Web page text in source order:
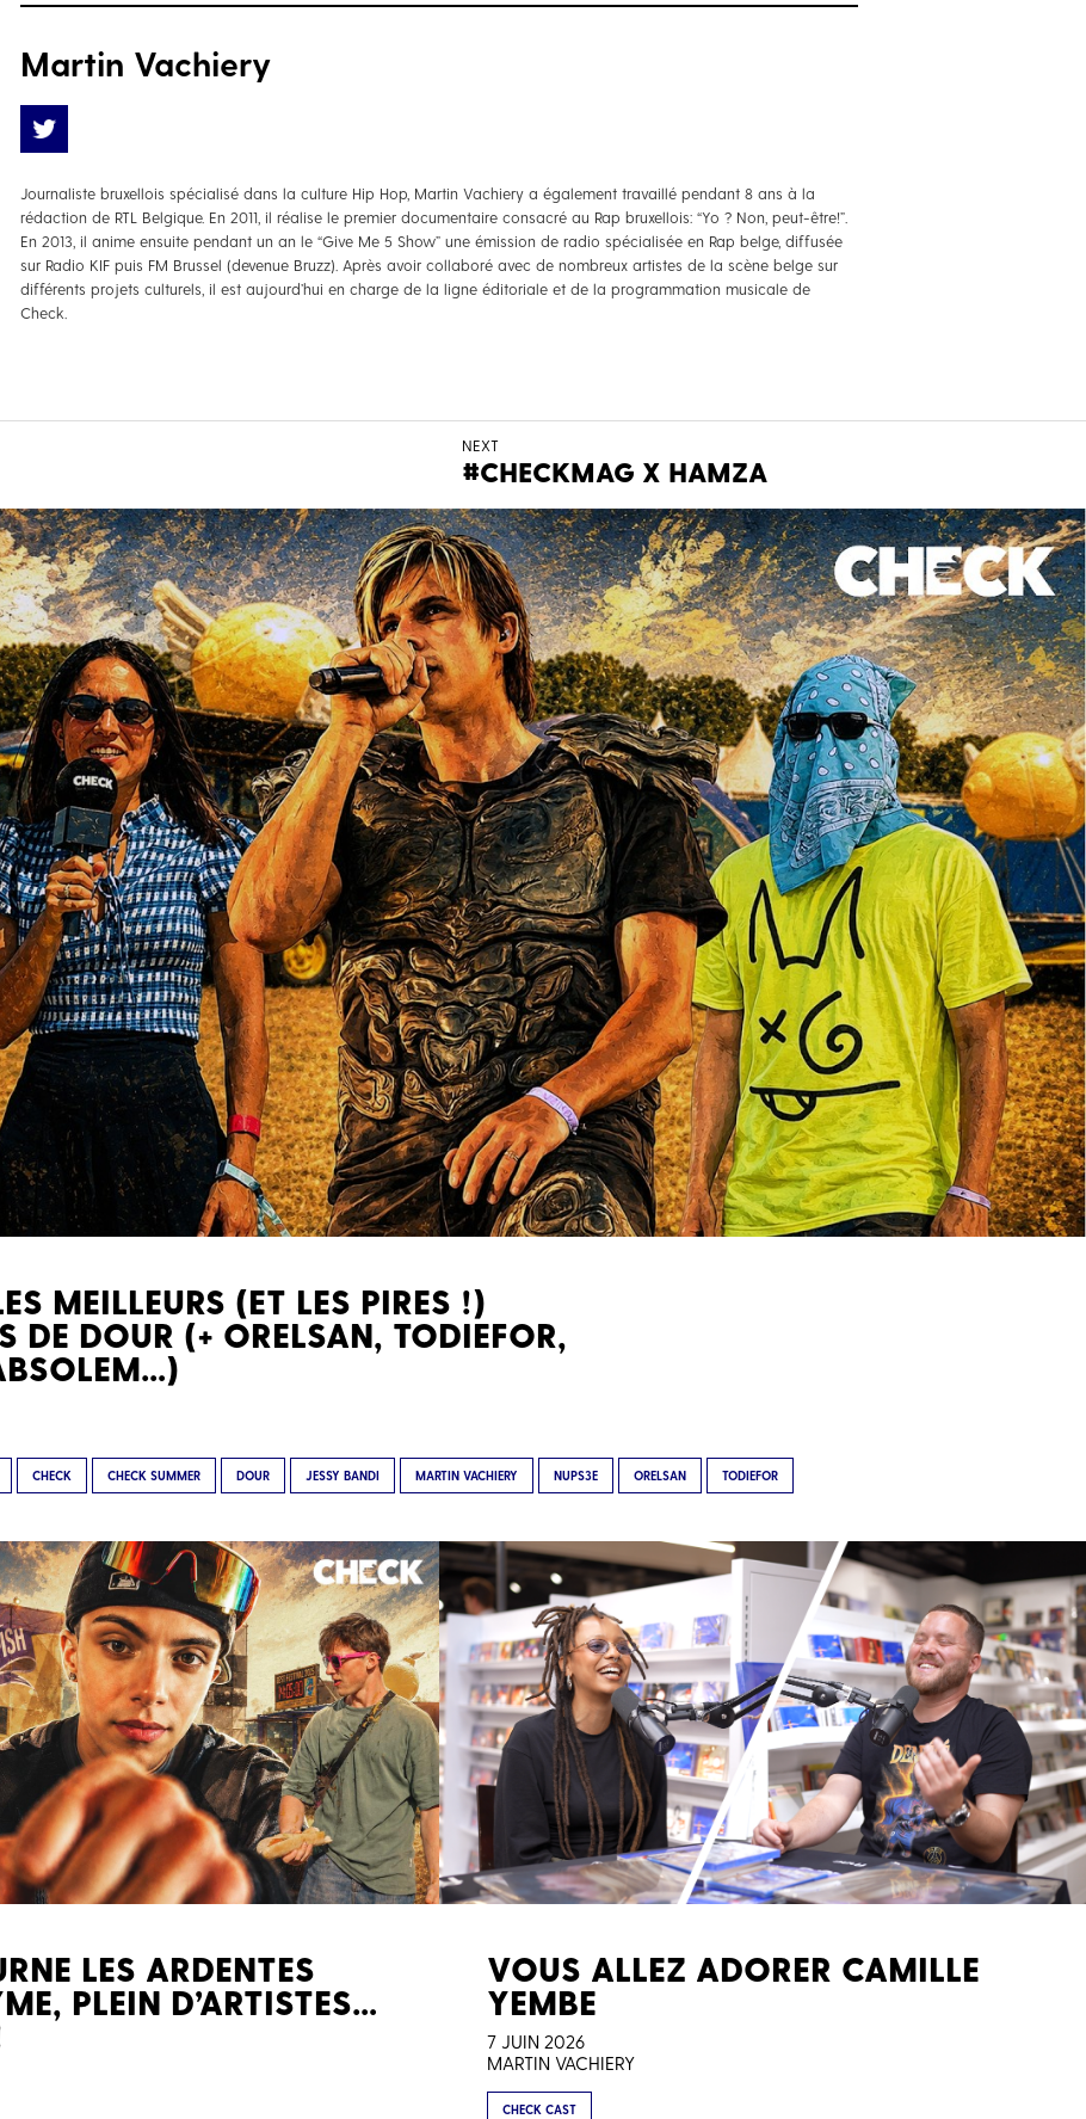
Martin Vachiery
Journaliste bruxellois spécialisé dans la culture Hip Hop, Martin Vachiery a également travaillé pendant 8 ans à la
rédaction de RTL Belgique. En 2011, il réalise le premier documentaire consacré au Rap bruxellois: “Yo ? Non, peut-être!”.
En 2013, il anime ensuite pendant un an le “Give Me 5 Show” une émission de radio spécialisée en Rap belge, diffusée
sur Radio KIF puis FM Brussel (devenue Bruzz). Après avoir collaboré avec de nombreux artistes de la scène belge sur
différents projets culturels, il est aujourd’hui en charge de la ligne éditoriale et de la programmation musicale de
Check.
NEXT
#CHECKMAG X HAMZA
MEILLEURS (ET LES PIRES !)
DE DOUR (+ ORELSAN, TODIEFOR,
CHECK CHECK SUMMER DOUR JESSY BANDI MARTIN VACHIERY NUPS3E ORELSAN TODIEFOR
LES ARDENTES
PLEIN D’ARTISTES…
VOUS ALLEZ ADORER CAMILLE
YEMBE
7 JUIN 2026
MARTIN VACHIERY
CHECK CAST